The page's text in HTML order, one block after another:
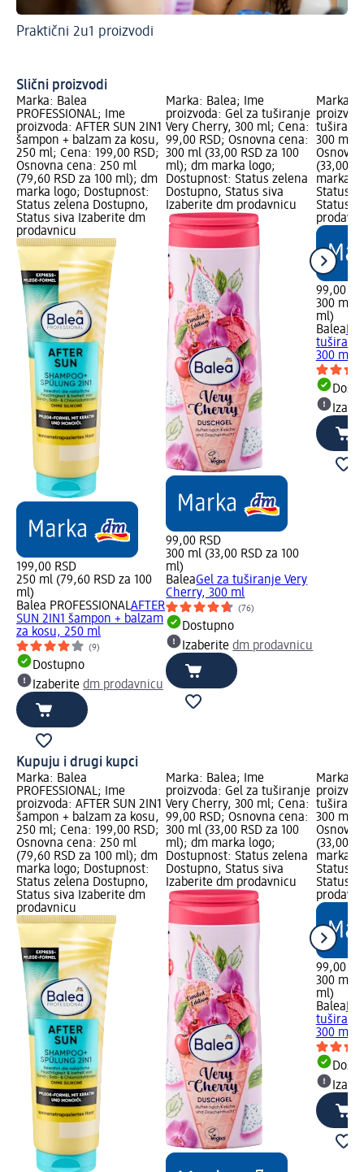
Praktični 2u1 proizvodi
Slični proizvodi
Marka: Balea
PROFESSIONAL; Ime
proizvoda: AFTER SUN 2IN1
šampon + balzam za kosu,
250 ml; Cena: 199,00 RSD;
Osnovna cena: 250 ml
(79,60 RSD za 100 ml); dm
marka logo; Dostupnost:
Status zelena Dostupno,
Status siva Izaberite dm
prodavnicu
199,00 RSD
250 ml (79,60 RSD za 100
ml)
Balea PROFESSIONALAFTER
SUN 2IN1 šampon + balzam
za kosu, 250 ml
(9)
Dostupno
Izaberite dm prodavnicu
Marka: Balea; Ime
proizvoda: Gel za tuširanje
Very Cherry, 300 ml; Cena:
99,00 RSD; Osnovna cena:
300 ml (33,00 RSD za 100
ml); dm marka logo;
Dostupnost: Status zelena
Dostupno, Status siva
Izaberite dm prodavnicu
99,00 RSD
300 ml (33,00 RSD za 100
ml)
BaleaGel za tuširanje Very
Cherry, 300 ml
(76)
Dostupno
Izaberitedm prodavnicu
Marka:
300 ml;
(33,00
marka
Status
Status
99,00
300 ml
ml)
Balea
300 ml
Kupuju i drugi kupci
Marka: Balea
PROFESSIONAL; Ime
proizvoda: AFTER SUN 2IN1
šampon + balzam za kosu,
250 ml; Cena: 199,00 RSD;
Osnovna cena: 250 ml
(79,60 RSD za 100 ml); dm
marka logo; Dostupnost:
Status zelena Dostupno,
Status siva Izaberite dm
prodavnicu
Marka: Balea; Ime
proizvoda: Gel za tuširanje
Very Cherry, 300 ml; Cena:
99,00 RSD; Osnovna cena:
300 ml (33,00 RSD za 100
ml); dm marka logo;
Dostupnost: Status zelena
Dostupno, Status siva
Izaberite dm prodavnicu
Marka:
300 ml;
(33,00
marka
Status
Status
99,00
300 ml
ml)
Balea
300 ml